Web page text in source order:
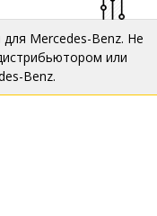
Mercedes-Benz. Не
или
Benz.